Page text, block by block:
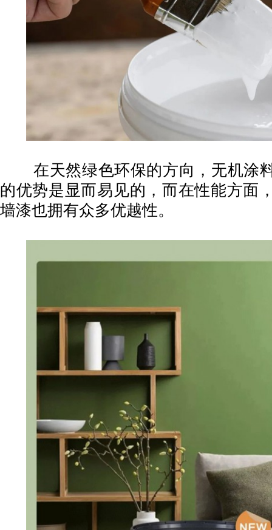
在天然绿色环保的方向，无机涂
的优势是显而易见的，而在性能方面
墙漆也拥有众多优越性。